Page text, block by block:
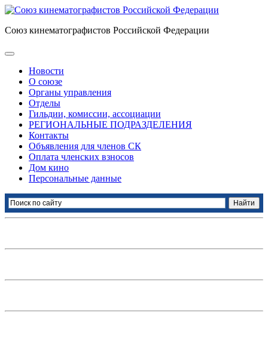
Союз кинематографистов Российской Федерации
Новости
О союзе
Органы управления
Отделы
Гильдии, комиссии, ассоциации
РЕГИОНАЛЬНЫЕ ПОДРАЗДЕЛЕНИЯ
Контакты
Объявления для членов СК
Оплата членских взносов
Дом кино
Персональные данные